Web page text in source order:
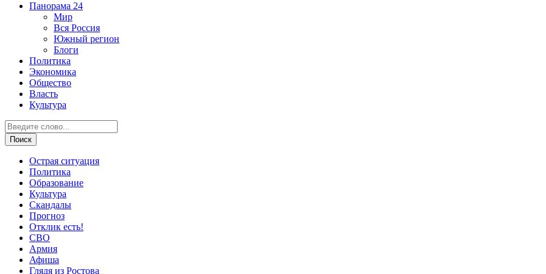
Панорама 24
Мир
Вся Россия
Южный регион
Блоги
Политика
Экономика
Общество
Власть
Культура
Острая ситуация
Политика
Образование
Культура
Скандалы
Прогноз
Отклик есть!
СВО
Армия
Афиша
Глядя из Ростова